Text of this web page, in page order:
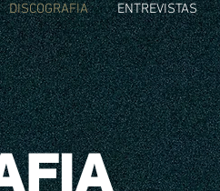
DISCOGRAFIA ENTREVISTAS